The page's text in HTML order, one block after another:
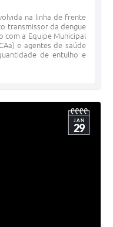
na linha de frente
transmissor da dengue
com a Equipe Municipal
e agentes de saúde
de entulho e
JAN
29